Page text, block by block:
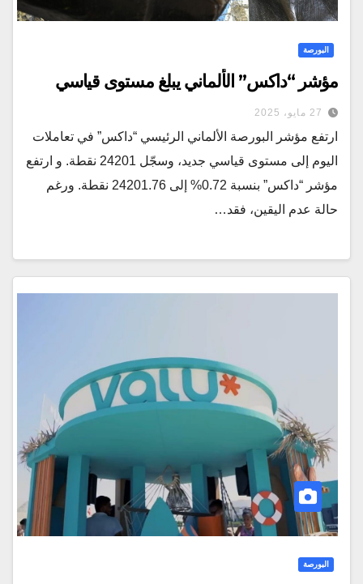
البورصة
مؤشر “داكس” الألماني يبلغ مستوى قياسي
27 مايو، 2025
ارتفع مؤشر البورصة الألماني الرئيسي “داكس” في تعاملات
اليوم إلى مستوى قياسي جديد، وسجّل 24201 نقطة. و ارتفع
مؤشر “داكس” بنسبة 0.72% إلى 24201.76 نقطة. ورغم
حالة عدم اليقين، فقد…
البورصة